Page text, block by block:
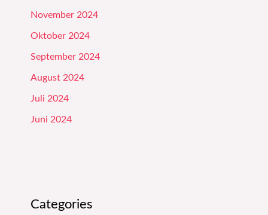
November 2024
Oktober 2024
September 2024
August 2024
Juli 2024
Juni 2024
Categories